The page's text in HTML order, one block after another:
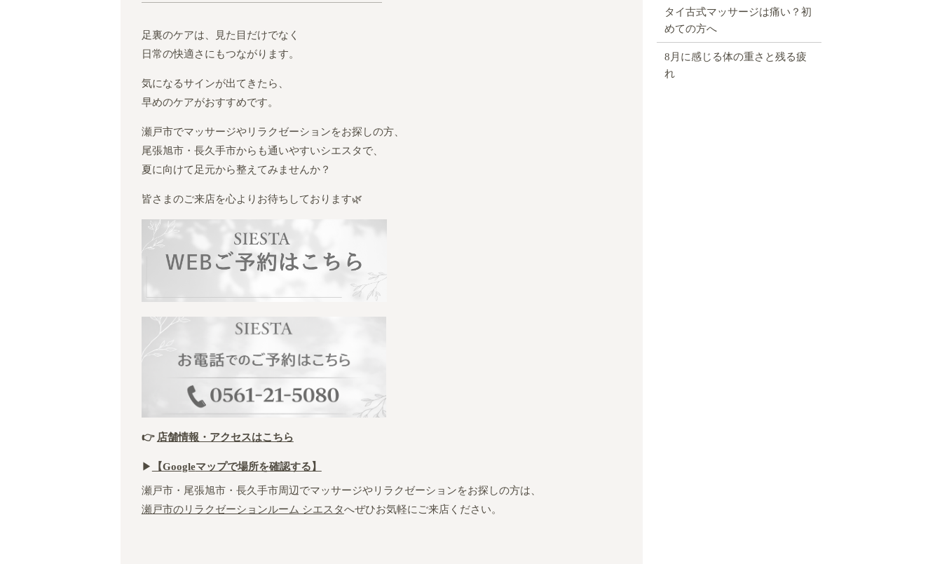
足裏のケアは、見た目だけでなく
日常の快適さにもつながります。
気になるサインが出てきたら、
早めのケアがおすすめです。
瀬戸市でマッサージやリラクゼーションをお探しの方、
尾張旭市・長久手市からも通いやすいシエスタで、
夏に向けて足元から整えてみませんか？
皆さまのご来店を心よりお待ちしております🌿
👉 店舗情報・アクセスはこちら
▶︎ 【Googleマップで場所を確認する】
瀬戸市・尾張旭市・長久手市周辺でマッサージやリラクゼーションをお探しの方は、
瀬戸市のリラクゼーションルーム シエスタへぜひお気軽にご来店ください。
タイ古式マッサージは痛い？初
めての方へ
8月に感じる体の重さと残る疲
れ